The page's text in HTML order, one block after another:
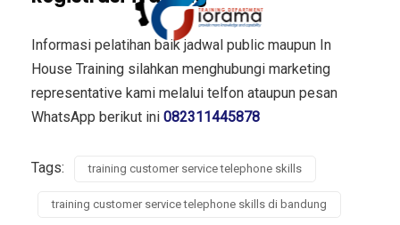
Informasi pelatihan baik jadwal public maupun In
House Training silahkan menghubungi marketing
representative kami melalui telfon ataupun pesan
WhatsApp berikut ini 082311445878
Tags: training customer service telephone skills
training customer service telephone skills di bandung